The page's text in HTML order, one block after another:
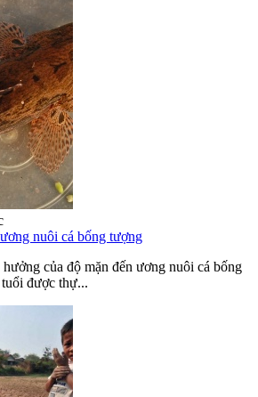
nuôi cá bống tượng
của độ mặn đến ương nuôi cá bống
được thự...